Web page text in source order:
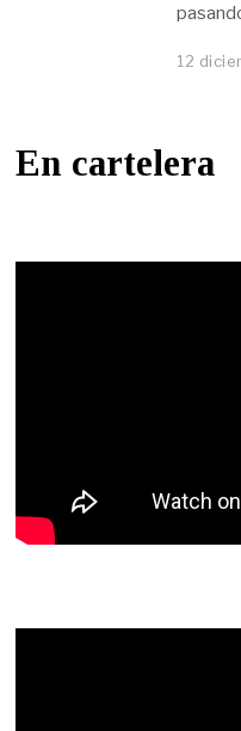
12
En cartelera